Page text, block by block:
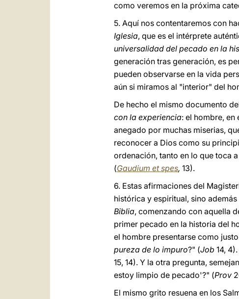
como veremos en la próxima
5. Aquí nos contentaremos con
Iglesia, que es el intérprete
universalidad del pecado en la
generación tras generación, es
pueden observarse en la vida
aún si miramos al "interior" del
De hecho el mismo documento
con la experiencia: el hombre, en
anegado por muchas miserias,
reconocer a Dios como su
ordenación, tanto en lo que toca
(Gaudium et spes, 13).
6. Estas afirmaciones del
histórica y espiritual, sino
Biblia, comenzando con aquella
primer pecado en la historia del
el hombre presentarse como
pureza de lo impuro?" (Job 14,
15, 14). Y la otra pregunta,
estoy limpio de pecado'?" (Prov
El mismo grito resuena en los